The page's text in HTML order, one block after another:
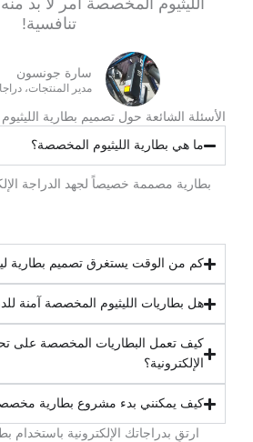
الليثيوم المخصصة أمر لا بد
تنافسية!
سارة جونسون
مدير المنتجات،
الأسئلة الشائعة حول تصميم بطارية
ما هي بطارية الليثيوم المخصصة؟
بطارية مصممة خصيصاً لجهد الدراجة
كم من الوقت يستغرق تصميم بطارية
هل بطاريات الليثيوم المخصصة آمنة
كيف تعمل البطاريات المخصصة على
الإلكترونية؟
كيف يمكنني بدء مشروع بطارية
ارتقِ بدراجاتك الإلكترونية باستخدام